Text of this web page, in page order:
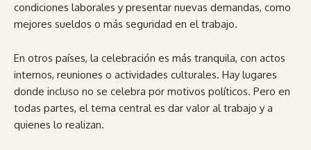
condiciones laborales y presentar nuevas demandas, como
mejores sueldos o más seguridad en el trabajo.
En otros países, la celebración es más tranquila, con actos
internos, reuniones o actividades culturales. Hay lugares
donde incluso no se celebra por motivos políticos. Pero en
todas partes, el tema central es dar valor al trabajo y a
quienes lo realizan.